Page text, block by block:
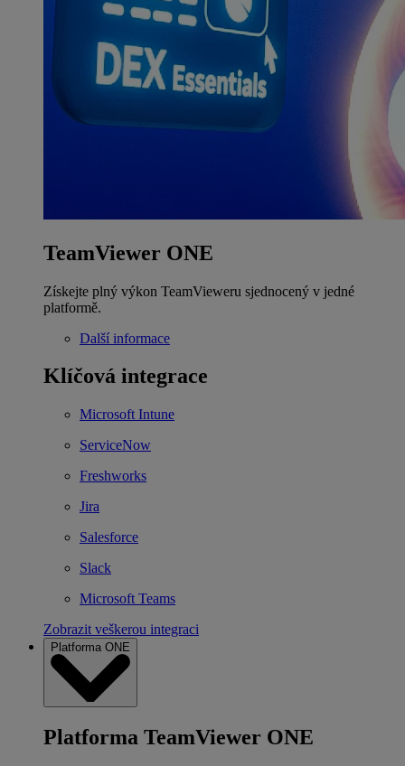
TeamViewer ONE
Získejte plný výkon TeamVieweru sjednocený v jedné
platformě.
Další informace
Klíčová integrace
Microsoft Intune
ServiceNow
Freshworks
Jira
Salesforce
Slack
Microsoft Teams
Zobrazit veškerou integraci
Platforma ONE
Platforma TeamViewer ONE